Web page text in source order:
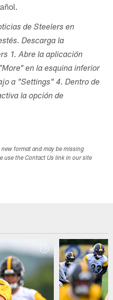
de Steelers en
Descarga la
1. Abre la aplicación
en la esquina inferior
a "Settings" 4. Dentro de
la opción de
format and may be missing
use the Contact Us link in our site